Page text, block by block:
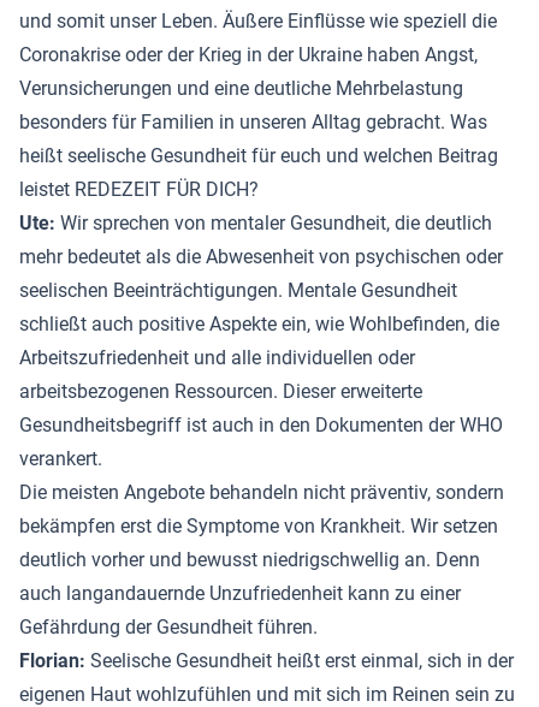
und somit unser Leben. Äußere Einflüsse wie speziell die
Coronakrise oder der Krieg in der Ukraine haben Angst,
Verunsicherungen und eine deutliche Mehrbelastung
besonders für Familien in unseren Alltag gebracht. Was
heißt seelische Gesundheit für euch und welchen Beitrag
leistet REDEZEIT FÜR DICH?
Ute: Wir sprechen von mentaler Gesundheit, die deutlich
mehr bedeutet als die Abwesenheit von psychischen oder
seelischen Beeinträchtigungen. Mentale Gesundheit
schließt auch positive Aspekte ein, wie Wohlbefinden, die
Arbeitszufriedenheit und alle individuellen oder
arbeitsbezogenen Ressourcen. Dieser erweiterte
Gesundheitsbegriff ist auch in den Dokumenten der WHO
verankert.
Die meisten Angebote behandeln nicht präventiv, sondern
bekämpfen erst die Symptome von Krankheit. Wir setzen
deutlich vorher und bewusst niedrigschwellig an. Denn
auch langandauernde Unzufriedenheit kann zu einer
Gefährdung der Gesundheit führen.
Florian: Seelische Gesundheit heißt erst einmal, sich in der
eigenen Haut wohlzufühlen und mit sich im Reinen sein zu